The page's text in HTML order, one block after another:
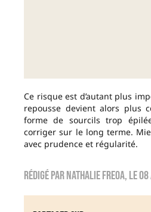
Ce risque est d’autant plus
repousse devient alors plus
forme de sourcils trop
corriger sur le long terme.
avec prudence et régularité.
Rédigé parnathalie freoa, le